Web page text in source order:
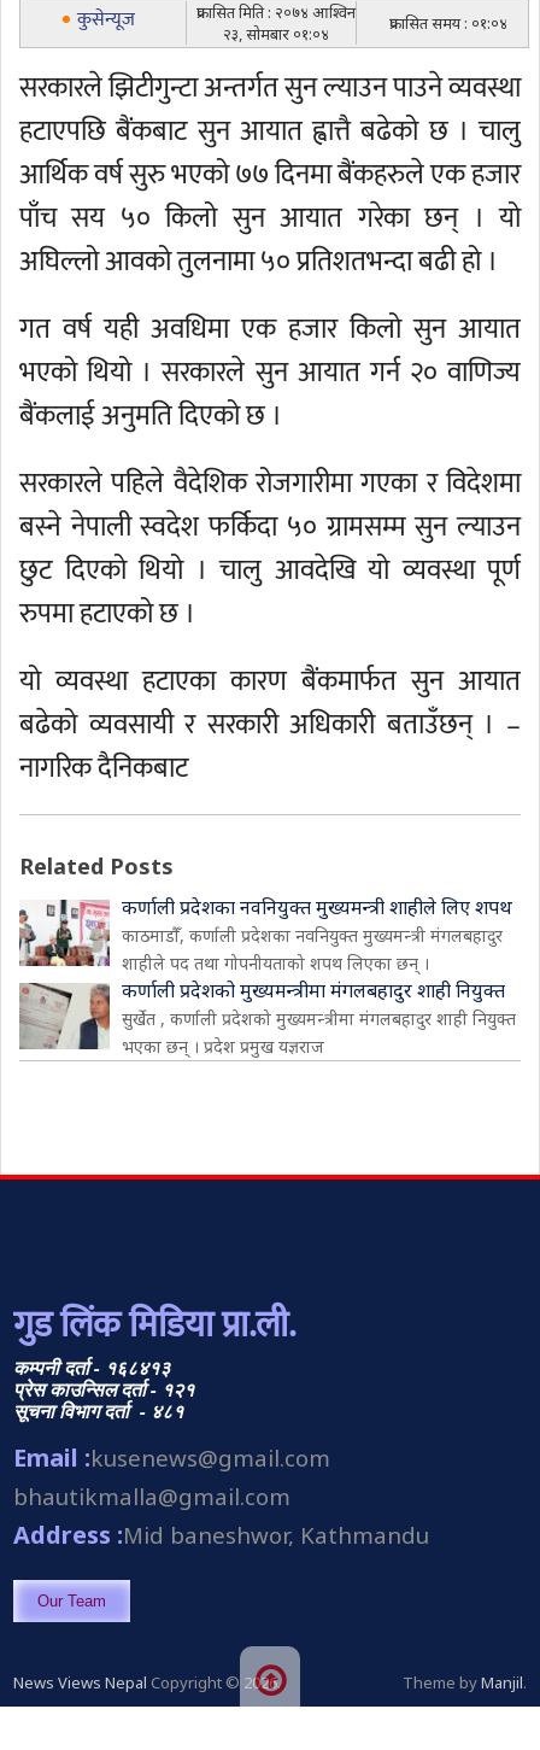
कुसेन्यूज
प्रकासित मिति : २०७४ आश्विन
२३, सोमबार ०१:०४
प्रकासित समय : ०१:०४
सरकारले झिटीगुन्टा अन्तर्गत सुन ल्याउन पाउने व्यवस्था
हटाएपछि बैंकबाट सुन आयात ह्वात्तै बढेको छ । चालु
आर्थिक वर्ष सुरु भएको ७७ दिनमा बैंकहरुले एक हजार
पाँच सय ५० किलो सुन आयात गरेका छन् । यो
अघिल्लो आवको तुलनामा ५० प्रतिशतभन्दा बढी हो ।
गत वर्ष यही अवधिमा एक हजार किलो सुन आयात
भएको थियो । सरकारले सुन आयात गर्न २० वाणिज्य
बैंकलाई अनुमति दिएको छ ।
सरकारले पहिले वैदेशिक रोजगारीमा गएका र विदेशमा
बस्ने नेपाली स्वदेश फर्किदा ५० ग्रामसम्म सुन ल्याउन
छुट दिएको थियो । चालु आवदेखि यो व्यवस्था पूर्ण
रुपमा हटाएको छ ।
यो व्यवस्था हटाएका कारण बैंकमार्फत सुन आयात
बढेको व्यवसायी र सरकारी अधिकारी बताउँछन् । –
नागरिक दैनिकबाट
Related Posts
कर्णाली प्रदेशका नवनियुक्त मुख्यमन्त्री शाहीले लिए शपथ
काठमाडौँ, कर्णाली प्रदेशका नवनियुक्त मुख्यमन्त्री मंगलबहादुर
शाहीले पद तथा गोपनीयताको शपथ लिएका छन् ।
कर्णाली प्रदेशको मुख्यमन्त्रीमा मंगलबहादुर शाही नियुक्त
सुर्खेत , कर्णाली प्रदेशको मुख्यमन्त्रीमा मंगलबहादुर शाही नियुक्त
भएका छन् । प्रदेश प्रमुख यज्ञराज
गुड लिंक मिडिया प्रा.ली.
कम्पनी दर्ता - १६८४१३
प्रेस काउन्सिल दर्ता - १२१
सूचना विभाग दर्ता - ४८१
Email :kusenews@gmail.com
bhautikmalla@gmail.com
Address :Mid baneshwor, Kathmandu
Our Team
News Views Nepal Copyright © 2026. Theme byManjil.